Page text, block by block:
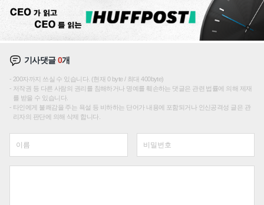
기사댓글0개
200자까지 쓰실 수 있습니다. (현재 0 byte / 최대 400byte)
저작권 등 다른 사람의 권리를 침해하거나 명예를 훼손하는 댓글은 관련 법률에 의해 제재
를 받을 수 있습니다.
타인에게 불쾌감을 주는 욕설 등 비하하는 단어가 내용에 포함되거나 인신공격성 글은 관
리자의 판단에 의해 삭제 합니다.